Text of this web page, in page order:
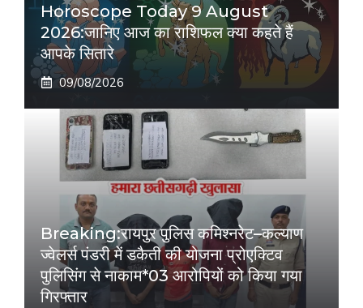
Horoscope Today 9 August
2026:जानिए आज का राशिफल क्या कहते हैं
आपके सितारे
09/08/2026
Breaking:रायपुर पुलिस कमिश्नरेट–कल्याण
ज्वेलर्स पंडरी में डकैती की योजना प्रोएक्टिव
पुलिसिंग से नाकाम*03 आरोपियों को किया गया
गिरफ्तार